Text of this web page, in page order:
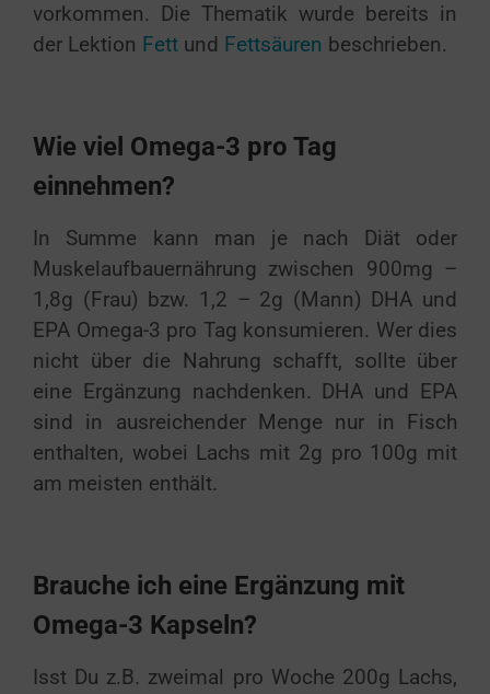
vorkommen. Die Thematik wurde bereits in
der Lektion Fett und Fettsäuren beschrieben.
Wie viel Omega-3 pro Tag
einnehmen?
In Summe kann man je nach Diät oder
Muskelaufbauernährung zwischen 900mg –
1,8g (Frau) bzw. 1,2 – 2g (Mann) DHA und
EPA Omega-3 pro Tag konsumieren. Wer dies
nicht über die Nahrung schafft, sollte über
eine Ergänzung nachdenken. DHA und EPA
sind in ausreichender Menge nur in Fisch
enthalten, wobei Lachs mit 2g pro 100g mit
am meisten enthält.
Brauche ich eine Ergänzung mit
Omega-3 Kapseln?
Isst Du z.B. zweimal pro Woche 200g Lachs,